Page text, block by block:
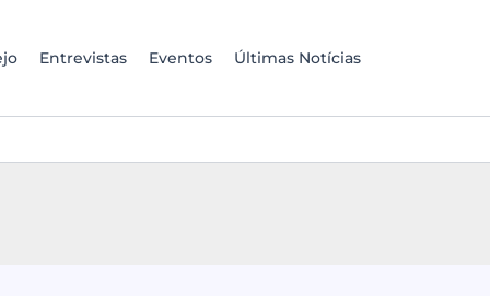
Entrevistas Eventos Últimas Notícias